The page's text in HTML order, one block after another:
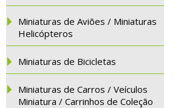
Miniaturas de Aviões / Miniaturas
Helicópteros
Miniaturas de Bicicletas
Miniaturas de Carros / Veículos
Miniatura / Carrinhos de Coleção